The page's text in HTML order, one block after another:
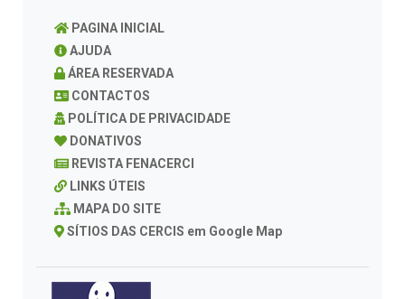
PAGINA INICIAL
AJUDA
ÁREA RESERVADA
CONTACTOS
POLÍTICA DE PRIVACIDADE
DONATIVOS
REVISTA FENACERCI
LINKS ÚTEIS
MAPA DO SITE
SÍTIOS DAS CERCIS em Google Map